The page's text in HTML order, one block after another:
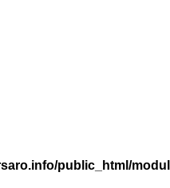
public_html/